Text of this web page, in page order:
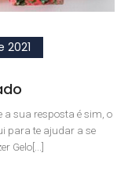
2021
a sua resposta é sim, o
para te ajudar a se
Gelo[...]